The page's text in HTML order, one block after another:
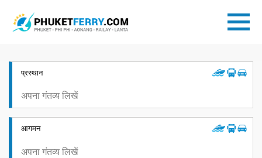
प्रस्थान
आगमन